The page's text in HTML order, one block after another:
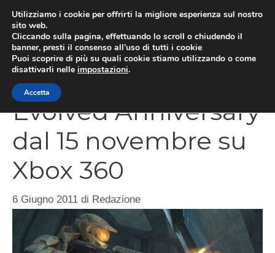
contenuto
Halo Combat
Evolved Anniversary
dal 15 novembre su
Xbox 360
6 Giugno 2011 di Redazione
Utilizziamo i cookie per offrirti la migliore esperienza sul nostro
sito web.
Cliccando sulla pagina, effettuando lo scroll o chiudendo il
banner, presti il consenso all’uso di tutti i cookie
Puoi scoprire di più su quali cookie stiamo utilizzando o come
disattivarli nelle impostazioni.
Accetta